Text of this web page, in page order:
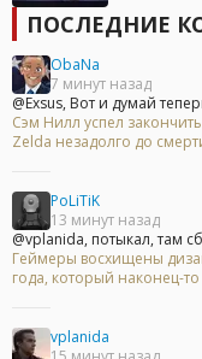
ПОСЛЕДНИЕ
ObaNa
7 минут назад
@Exsus, Вот и думай
Сэм Нилл успел
Zelda незадолго до
PoLiTiK
13 минут назад
@vplanida, потыкал, там
Геймеры восхищены
года, который наконец-
vplanida